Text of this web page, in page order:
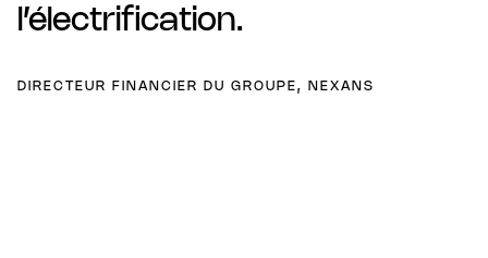
l’électrification.
DIRECTEUR FINANCIER DU GROUPE, NEXANS